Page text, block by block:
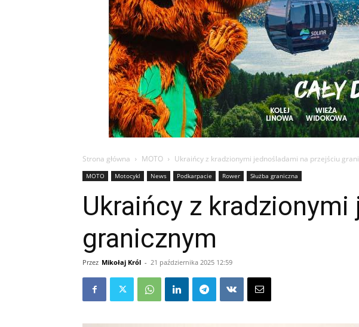
Strona główna MOTO Ukraińcy z kradzionymi jednośladami na przejściu
MOTO Motocykl News Podkarpacie Rower Służba graniczna
Ukraińcy z
granicznym
Przez Mikołaj Król - 21 października 2025 12:59